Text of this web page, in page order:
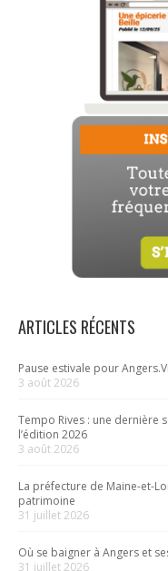
ARTICLES RÉCENTS
Pause estivale pour
3 août 2026
Tempo Rives : une dernière
l’édition 2026
3 août 2026
La préfecture de Maine-et-
patrimoine
31 juillet 2026
Où se baigner à Angers et
31 juillet 2026